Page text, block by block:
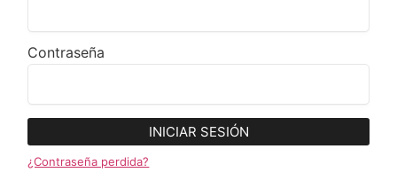
Contraseña
INICIAR SESIÓN
¿Contraseña perdida?